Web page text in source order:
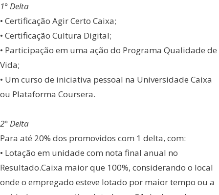
1° Delta
• Certificação Agir Certo Caixa;
• Certificação Cultura Digital;
• Participação em uma ação do Programa Qualidade de
Vida;
• Um curso de iniciativa pessoal na Universidade Caixa
ou Plataforma Coursera.
2° Delta
Para até 20% dos promovidos com 1 delta, com:
• Lotação em unidade com nota final anual no
Resultado.Caixa maior que 100%, considerando o local
onde o empregado esteve lotado por maior tempo ou a